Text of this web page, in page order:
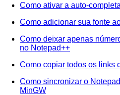
Como ativar a auto-
Como adicionar sua fonte
Como deixar apenas
no Notepad++
Como copiar todos os links
Como sincronizar o
MinGW